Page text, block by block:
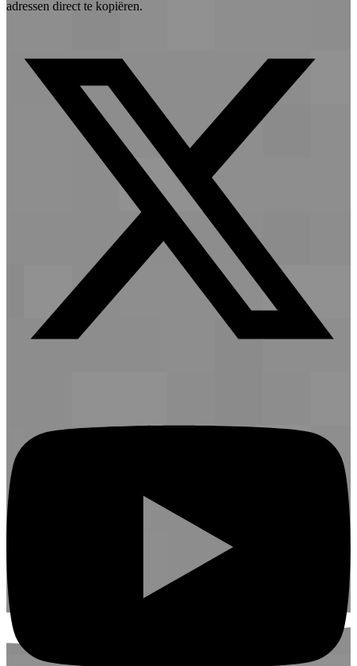
adressen direct te kopiëren.